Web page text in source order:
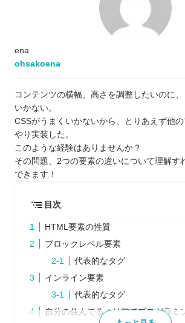
ena
ohsakoena
コンテンツの横幅、高さを調整したいのに、
いかない。
CSSがうまくいかないから、とりあえず他
やり実装した。
このような経験はありませんか？
その問題、2つの要素の違いについて理解す
できます！
目次
HTML要素の性質
ブロックレベル要素
代表的なタグ
インライン要素
代表的なタグ
自分の住んでるエリアでプログラミ